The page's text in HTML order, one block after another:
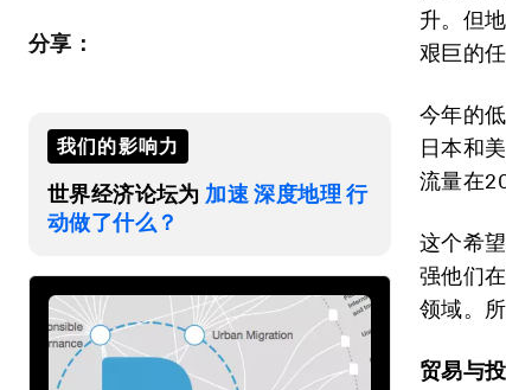
分享：
我们的影响力
世界经济论坛为 加速 深度地理 行
动做了什么？
升。但
艰巨的任
今年的
日本和
流量在
这个希
强他们
领域。
贸易与